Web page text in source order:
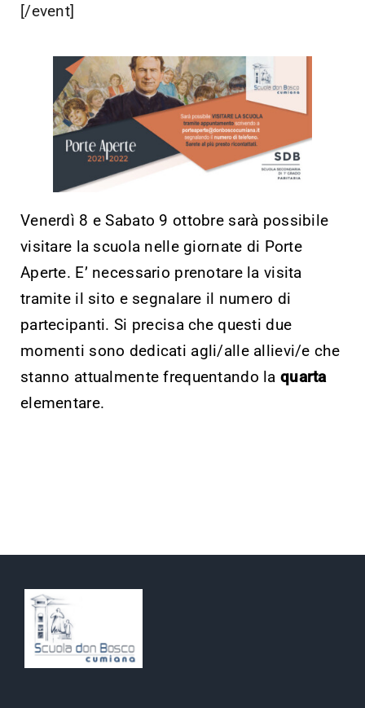
[/event]
Venerdì 8 e Sabato 9 ottobre sarà possibile
visitare la scuola nelle giornate di Porte
Aperte. E’ necessario prenotare la visita
tramite il sito e segnalare il numero di
partecipanti. Si precisa che questi due
momenti sono dedicati agli/alle allievi/e che
stanno attualmente frequentando la quarta
elementare.